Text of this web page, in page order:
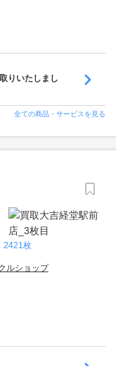
りいたしまし
全ての商品・サービスを見る
2421枚
ルショップ